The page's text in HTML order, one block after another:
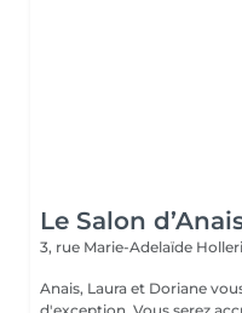
Le Salon
3, rue Marie-Adelaïde
Anais, Laura et Doriane